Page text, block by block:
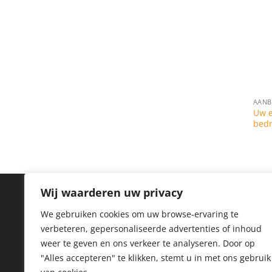
Wij waarderen uw privacy
We gebruiken cookies om uw browse-ervaring te
verbeteren, gepersonaliseerde advertenties of inhoud
weer te geven en ons verkeer te analyseren. Door op
"Alles accepteren" te klikken, stemt u in met ons gebruik
Uw